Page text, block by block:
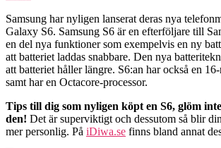
Samsung har nyligen lanserat deras nya
Galaxy S6. Samsung S6 är en efterföljare till
en del nya funktioner som exempelvis en ny
att batteriet laddas snabbare. Den nya
att batteriet håller längre. S6:an har också en
samt har en Octacore-processor.
Tips till dig som nyligen köpt en S6, glöm
den! Det är superviktigt och dessutom så blir
mer personlig. På iDiwa.se finns bland annat